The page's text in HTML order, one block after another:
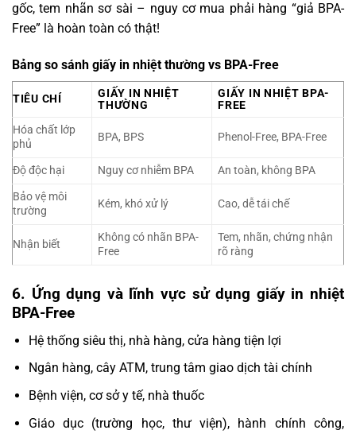
gốc, tem nhãn sơ sài – nguy cơ mua phải hàng “giả BPA-
Free” là hoàn toàn có thật!
Bảng so sánh giấy in nhiệt thường vs BPA-Free
TIÊU CHÍ
GIẤY IN NHIỆT
THƯỜNG
GIẤY IN NHIỆT BPA-
FREE
Hóa chất lớp
phủ
BPA, BPS Phenol-Free, BPA-Free
Độ độc hại Nguy cơ nhiễm BPA
An toàn, không BPA
Bảo vệ môi
trường
Kém, khó xử lý Cao, dễ tái chế
Nhận biết
Không có nhãn BPA-
Free
Tem, nhãn, chứng nhận
rõ ràng
6. Ứng dụng và lĩnh vực sử dụng giấy in nhiệt
BPA-Free
Hệ thống siêu thị, nhà hàng, cửa hàng tiện lợi
Ngân hàng, cây ATM, trung tâm giao dịch tài chính
Bệnh viện, cơ sở y tế, nhà thuốc
Giáo dục (trường học, thư viện), hành chính công,